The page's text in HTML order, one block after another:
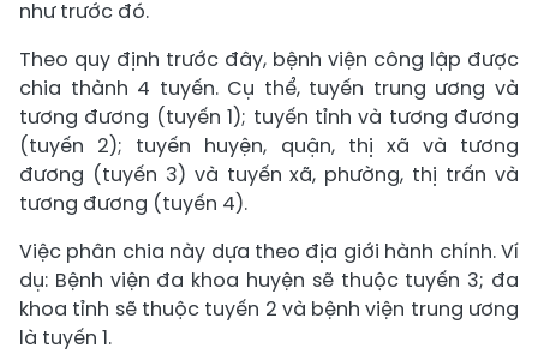
như trước đó.
Theo quy định trước đây, bệnh viện công lập được
chia thành 4 tuyến. Cụ thể, tuyến trung ương và
tương đương (tuyến 1); tuyến tỉnh và tương đương
(tuyến 2); tuyến huyện, quận, thị xã và tương
đương (tuyến 3) và tuyến xã, phường, thị trấn và
tương đương (tuyến 4).
Việc phân chia này dựa theo địa giới hành chính. Ví
dụ: Bệnh viện đa khoa huyện sẽ thuộc tuyến 3; đa
khoa tỉnh sẽ thuộc tuyến 2 và bệnh viện trung ương
là tuyến 1.